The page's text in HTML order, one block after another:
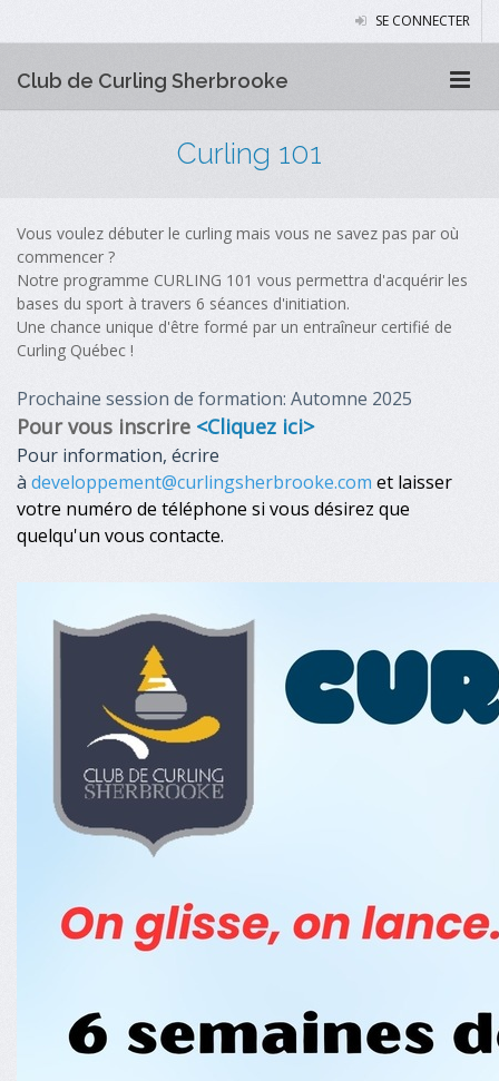
SE CONNECTER
Club de Curling Sherbrooke
Curling 101
Vous voulez débuter le curling mais vous ne savez pas par où
commencer ?
Notre programme CURLING 101 vous permettra d'acquérir les
bases du sport à travers 6 séances d'initiation.
Une chance unique d'être formé par un entraîneur certifié de
Curling Québec !
Prochaine session de formation: Automne 2025
Pour vous inscrire <Cliquez ici>
Pour information, écrire
à developpement@curlingsherbrooke.com et laisser
votre numéro de téléphone si vous désirez que
quelqu'un vous contacte.